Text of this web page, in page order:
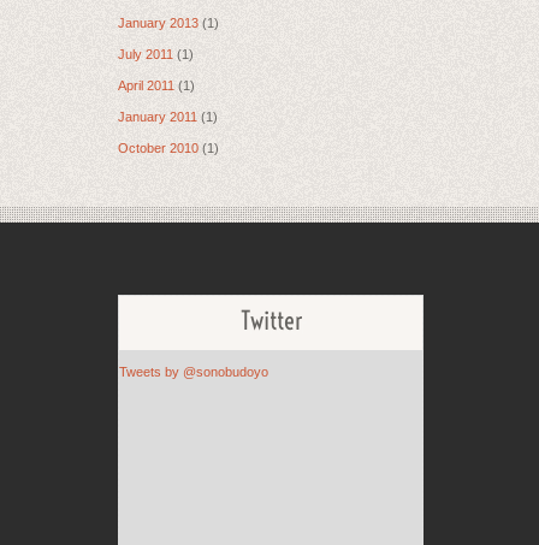
January 2013 (1)
July 2011 (1)
April 2011 (1)
January 2011 (1)
October 2010 (1)
Twitter
Tweets by @sonobudoyo